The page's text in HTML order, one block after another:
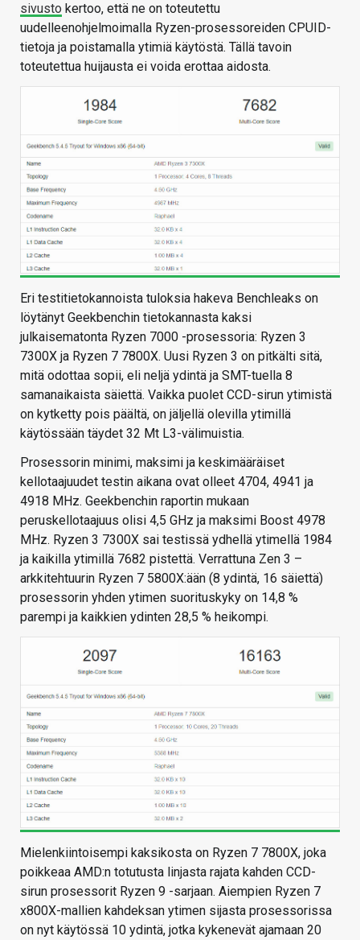
sivusto kertoo, että ne on toteutettu
uudelleenohjelmoimalla Ryzen-prosessoreiden CPUID-
tietoja ja poistamalla ytimiä käytöstä. Tällä tavoin
toteutettua huijausta ei voida erottaa aidosta.
Eri testitietokannoista tuloksia hakeva Benchleaks on
löytänyt Geekbenchin tietokannasta kaksi
julkaisematonta Ryzen 7000 -prosessoria: Ryzen 3
7300X ja Ryzen 7 7800X. Uusi Ryzen 3 on pitkälti sitä,
mitä odottaa sopii, eli neljä ydintä ja SMT-tuella 8
samanaikaista säiettä. Vaikka puolet CCD-sirun ytimistä
on kytketty pois päältä, on jäljellä olevilla ytimillä
käytössään täydet 32 Mt L3-välimuistia.
Prosessorin minimi, maksimi ja keskimääräiset
kellotaajuudet testin aikana ovat olleet 4704, 4941 ja
4918 MHz. Geekbenchin raportin mukaan
peruskellotaajuus olisi 4,5 GHz ja maksimi Boost 4978
MHz. Ryzen 3 7300X sai testissä ydhellä ytimellä 1984
ja kaikilla ytimillä 7682 pistettä. Verrattuna Zen 3 –
arkkitehtuurin Ryzen 7 5800X:ään (8 ydintä, 16 säiettä)
prosessorin yhden ytimen suorituskyky on 14,8 %
parempi ja kaikkien ydinten 28,5 % heikompi.
Mielenkiintoisempi kaksikosta on Ryzen 7 7800X, joka
poikkeaa AMD:n totutusta linjasta rajata kahden CCD-
sirun prosessorit Ryzen 9 -sarjaan. Aiempien Ryzen 7
x800X-mallien kahdeksan ytimen sijasta prosessorissa
on nyt käytössä 10 ydintä, jotka kykenevät ajamaan 20